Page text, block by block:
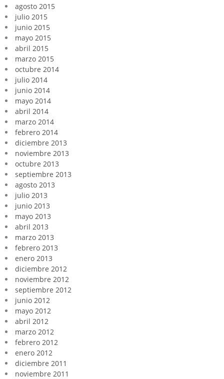
agosto 2015
julio 2015
junio 2015
mayo 2015
abril 2015
marzo 2015
octubre 2014
julio 2014
junio 2014
mayo 2014
abril 2014
marzo 2014
febrero 2014
diciembre 2013
noviembre 2013
octubre 2013
septiembre 2013
agosto 2013
julio 2013
junio 2013
mayo 2013
abril 2013
marzo 2013
febrero 2013
enero 2013
diciembre 2012
noviembre 2012
septiembre 2012
junio 2012
mayo 2012
abril 2012
marzo 2012
febrero 2012
enero 2012
diciembre 2011
noviembre 2011